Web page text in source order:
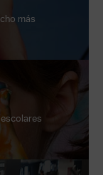
más